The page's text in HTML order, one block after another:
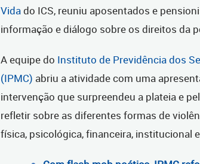
Vidado ICS, reuniu aposentados e
informação e diálogo sobre os direitos da
A equipe do Instituto de Previdência dos
(IPMC) abriu a atividade com uma
intervenção que surpreendeu a plateia e
refletir sobre as diferentes formas de
física, psicológica, financeira, institucional